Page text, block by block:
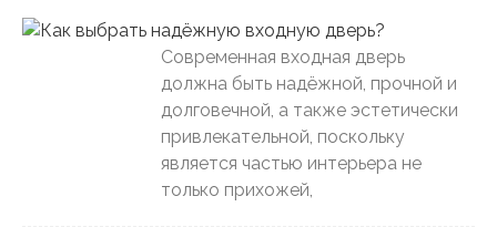
Современная входная дверь
должна быть надёжной, прочной и
долговечной, а также эстетически
привлекательной, поскольку
является частью интерьера не
только прихожей,